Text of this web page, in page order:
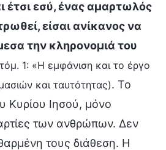
έτσι εσύ, ένας αμαρτωλός
είσαι ανίκανος να
την κληρονομιά του
1: «Η εμφάνιση και το έργο
και ταυτότητας). Το
Κυρίου Ιησού, μόνο
των ανθρώπων. Δεν
τους διάθεση. Η